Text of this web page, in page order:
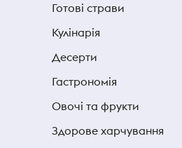
Готові страви
Кулінарія
Десерти
Гастрономія
Овочі та фрукти
Здорове харчування